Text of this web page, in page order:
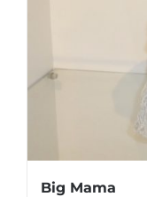
Big Mama